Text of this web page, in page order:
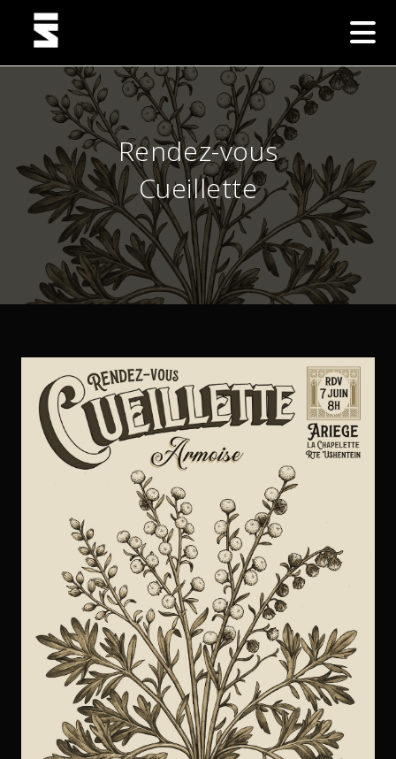
Rendez-vous
Cueillette